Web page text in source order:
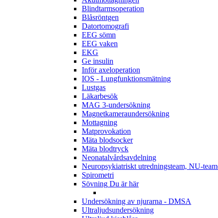
Blindtarmsoperation
Blåsröntgen
Datortomografi
EEG sömn
EEG vaken
EKG
Ge insulin
Inför axeloperation
IOS - Lungfunktionsmätning
Lustgas
Läkarbesök
MAG 3-undersökning
Magnetkameraundersökning
Mottagning
Matprovokation
Mäta blodsocker
Mäta blodtryck
Neonatalvårdsavdelning
Neuropsykiatriskt utredningsteam, NU-
Spirometri
Sövning Du är här
Undersökning av njurarna - DMSA
Ultraljudsundersökning